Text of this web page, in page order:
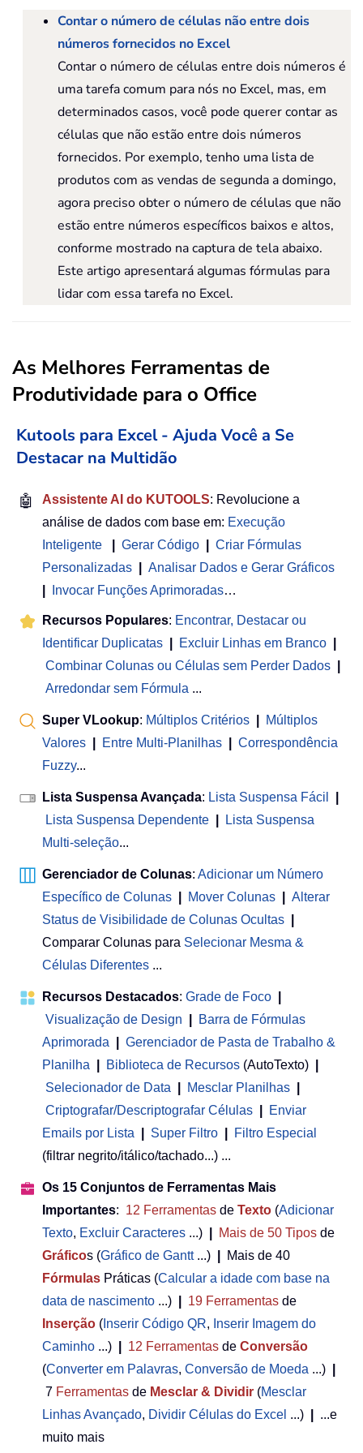
Contar o número de células não entre dois
números fornecidos no Excel
Contar o número de células entre dois números é
uma tarefa comum para nós no Excel, mas, em
determinados casos, você pode querer contar as
células que não estão entre dois números
fornecidos. Por exemplo, tenho uma lista de
produtos com as vendas de segunda a domingo,
agora preciso obter o número de células que não
estão entre números específicos baixos e altos,
conforme mostrado na captura de tela abaixo.
Este artigo apresentará algumas fórmulas para
lidar com essa tarefa no Excel.
As Melhores Ferramentas de
Produtividade para o Office
Kutools para Excel - Ajuda Você a Se
Destacar na Multidão
🤖 Assistente AI do KUTOOLS: Revolucione a
análise de dados com base em: Execução
Inteligente
Gerar Código
Criar Fórmulas
Personalizadas
Analisar Dados e Gerar Gráficos
Invocar Funções Aprimoradas…
Recursos Populares: Encontrar, Destacar ou
Identificar Duplicatas
Excluir Linhas em Branco
Combinar Colunas ou Células sem Perder Dados
Arredondar sem Fórmula ...
Super VLookup: Múltiplos Critérios
Múltiplos
Valores
Entre Multi-Planilhas
Correspondência
Fuzzy...
Lista Suspensa Avançada: Lista Suspensa Fácil
Lista Suspensa Dependente
Lista Suspensa
Multi-seleção...
Gerenciador de Colunas: Adicionar um Número
Específico de Colunas
Mover Colunas
Alterar
Status de Visibilidade de Colunas Ocultas
Comparar Colunas para Selecionar Mesma &
Células Diferentes ...
Recursos Destacados: Grade de Foco
Visualização de Design
Barra de Fórmulas
Aprimorada
Gerenciador de Pasta de Trabalho &
Planilha
Biblioteca de Recursos (AutoTexto)
Selecionador de Data
Mesclar Planilhas
Criptografar/Descriptografar Células
Enviar
Emails por Lista
Super Filtro
Filtro Especial
(filtrar negrito/itálico/tachado...) ...
Os 15 Conjuntos de Ferramentas Mais
Importantes: 12 Ferramentas de Texto (Adicionar
Texto, Excluir Caracteres ...) Mais de 50 Tipos de
Gráficos (Gráfico de Gantt...)
Mais de 40
Fórmulas Práticas (Calcular a idade com base na
data de nascimento ...) 19 Ferramentas de
Inserção ( Inserir Código QR, Inserir Imagem do
Caminho ...) 12 Ferramentas de Conversão
(Converter em Palavras, Conversão de Moeda ...)
7 Ferramentas de Mesclar & Dividir (Mesclar
Linhas Avançado, Dividir Células do Excel ...)
...e
muito mais